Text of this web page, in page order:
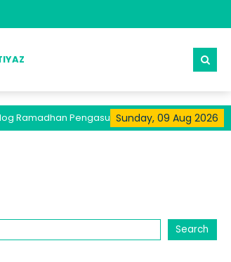
Sunday, 09 Aug 2026
Ramadhan Pengasuh Tersedia Pada Kanal
Search